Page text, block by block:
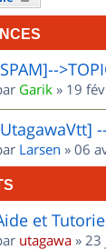
Garik » 19
Larsen » 06
et
utagawa » 23